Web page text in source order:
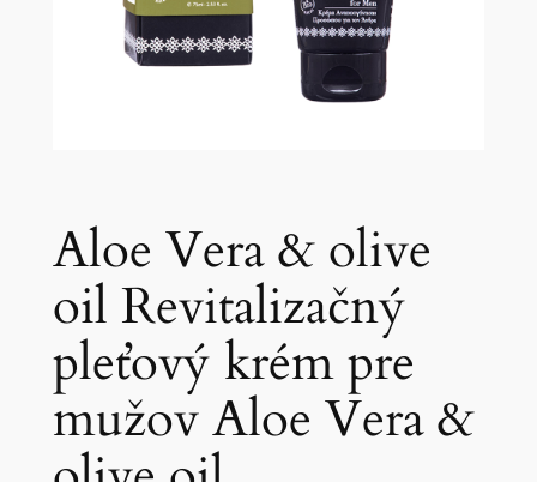
Aloe Vera & olive
oil Revitalizačný
pleťový krém pre
mužov Aloe Vera &